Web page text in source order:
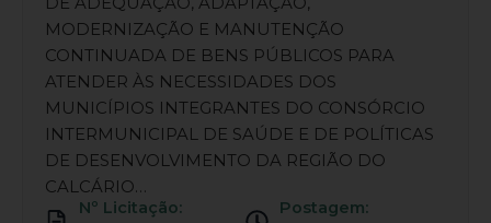
MODERNIZAÇÃO E MANUTENÇÃO
CONTINUADA DE BENS PÚBLICOS PARA
ATENDER ÀS NECESSIDADES DOS
MUNICÍPIOS INTEGRANTES DO CONSÓRCIO
INTERMUNICIPAL DE SAÚDE E DE POLÍTICAS
DE DESENVOLVIMENTO DA REGIÃO DO
CALCÁRIO…
Nº Licitação:
Postagem: